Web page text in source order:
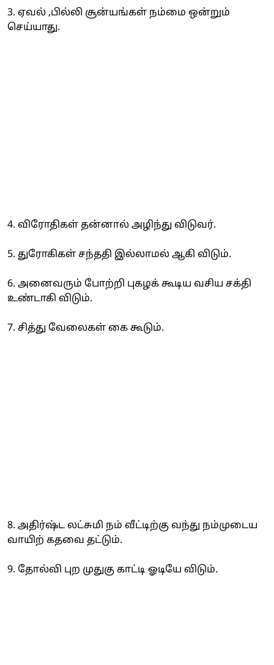
3. ஏவல் ,பில்லி சூன்யங்கள் நம்மை ஒன்றும்
செய்யாது.
4. விரோதிகள் தன்னால் அழிந்து விடுவர்.
5. துரோகிகள் சந்ததி இல்லாமல் ஆகி விடும்.
6. அனைவரும் போற்றி புகழக் கூடிய வசிய சக்தி
உண்டாகி விடும்.
7. சித்து வேலைகள் கை கூடும்.
8. அதிர்ஷ்ட லட்சுமி நம் வீட்டிற்கு வந்து நம்முடைய
வாயிற் கதவை தட்டும்.
9. தோல்வி புற முதுகு காட்டி ஓடியே விடும்.